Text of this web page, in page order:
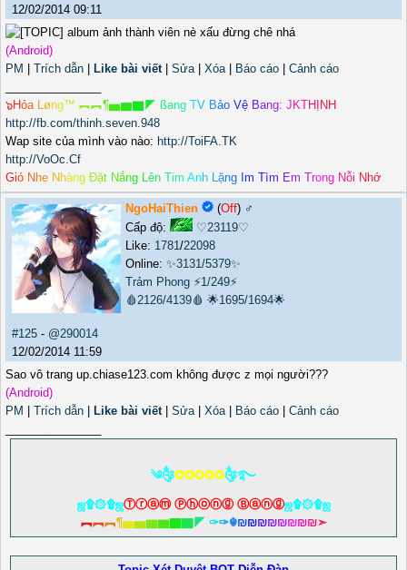
12/02/2014 09:11
nè xấu đừng chê nhá
(Android)
PM
Trích dẫn Like bài viết| Sửa| Xóa| Báo cáo
Cảnh cáo
๖Hỏa Løng™ ︻︻¶▅▆▇◤ ßang TV Bảo Vệ Bang: J KTH N H
http://fb.com/thinh.seven.948
Wap site của mình vào nào: http://ToiFA.TK
http://VoOc.Cf
Gió N hẹ N hàng Đặt Nắng Lên Tim Anh Lặng m Tìm Em Trong Nỗi N hớ
NgoHaiThien (Off) ♂️
Cấp độ:
♡23119♡
Like: 1781/22098
Online: ✨3131/5379✨
Trảm Phong ⚡1/249⚡
🩸2126/4139🩸 🌟1695/1694🌟
#125 - @290014
12/02/2014 11:59
Sao vô trang up.chiase123.com không được z mọi người???
(Android)
PM
Trích dẫn Like bài viết| Sửa| Xóa| Báo cáo
Cảnh cáo
༄༂✪✪✪✪✪༂࿐
ஜ۩۞۩ஜⓉⓡⓐⓜ Ⓟⓗⓞⓝⓖ Ⓑⓐⓝⓖஜ۩۞۩ஜ
︻︻︻¶▅▅▆▆▇▇◤ ✑✑☬₪₪₪₪₪₪₪₪➣